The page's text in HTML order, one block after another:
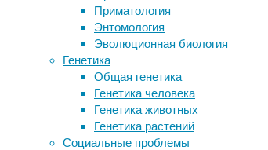
Приматология
Энтомология
Эволюционная биология
Генетика
Общая генетика
Генетика человека
Генетика животных
Генетика растений
Социальные проблемы